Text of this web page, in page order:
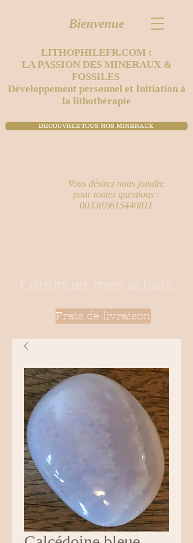
Vous désirez nous joindre
pour toutes questions :
0033(0)615440811
Bienvenue
LITHOPHILEFR.COM :
LA PASSION DES MINERAUX &
FOSSILES
Développement personnel et Initiation à
la lithothérapie
DECOUVREZ TOUS NOS MINERAUX ​
Continuer mes achats
Frais de livraison